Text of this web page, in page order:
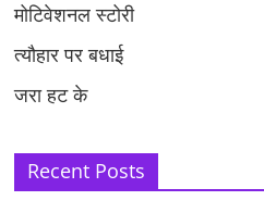
मोटिवेशनल स्टोरी
त्यौहार पर बधाई
जरा हट के
Recent Posts